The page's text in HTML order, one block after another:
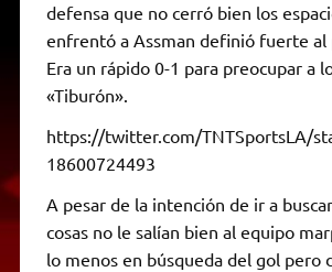
defensa que no cerró bien los
enfrentó a Assman definió fuerte al
Era un rápido 0-1 para preocupar a
«Tiburón».
https://twitter.com/TNTSportsLA/
18600724493
A pesar de la intención de ir a
cosas no le salían bien al equipo
lo menos en búsqueda del gol pero